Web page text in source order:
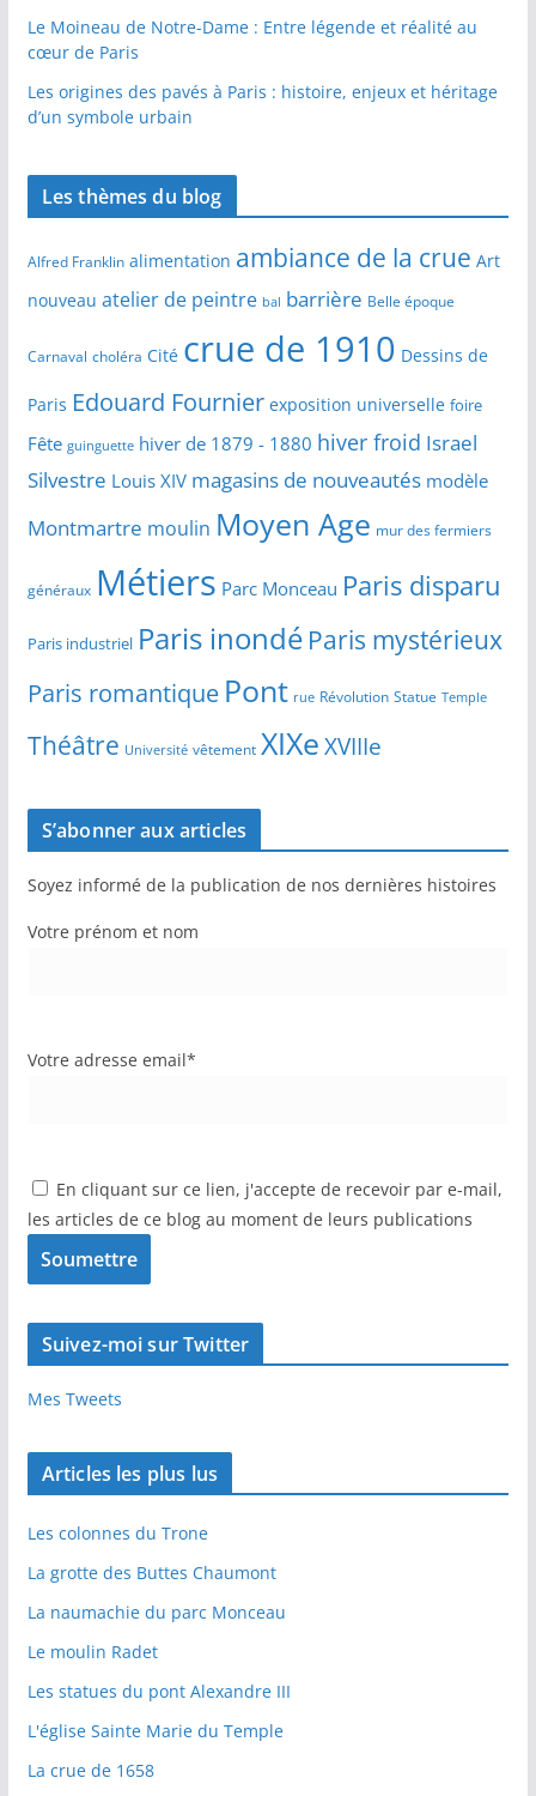
Le Moineau de Notre-Dame : Entre légende et réalité au
cœur de Paris
Les origines des pavés à Paris : histoire, enjeux et héritage
d’un symbole urbain
Les thèmes du blog
Alfred Franklin alimentation ambiance de la crue Art
nouveau atelier de peintre bal barrière Belle époque
Carnaval choléra Cité crue de 1910 Dessins de
Paris Edouard Fournier exposition universelle foire
Fête guinguette hiver de 1879 - 1880 hiver froid Israel
Silvestre Louis XIV magasins de nouveautés modèle
Montmartre moulin Moyen Age mur des fermiers
généraux Métiers Parc Monceau Paris disparu
Paris industriel Paris inondé Paris mystérieux
Paris romantique Pont rue Révolution Statue Temple
Théâtre Université vêtement XIXeXVIIIe
S’abonner aux articles
Soyez informé de la publication de nos dernières histoires
Votre prénom et nom
Votre adresse email*
En cliquant sur ce lien, j'accepte de recevoir par e-mail,
les articles de ce blog au moment de leurs publications
Suivez-moi sur Twitter
Mes Tweets
Articles les plus lus
Les colonnes du Trone
La grotte des Buttes Chaumont
La naumachie du parc Monceau
Le moulin Radet
Les statues du pont Alexandre III
L'église Sainte Marie du Temple
La crue de 1658